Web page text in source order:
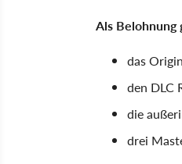
Als Belohnung
das
den DLC
die
drei